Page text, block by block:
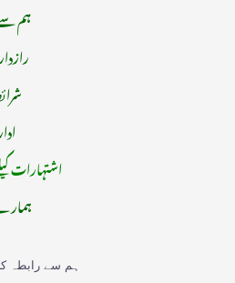
ہم
اشتہارات
ہم سے رابطہ